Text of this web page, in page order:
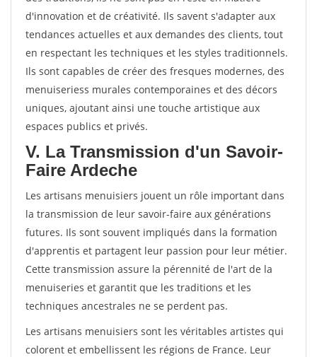
d'innovation et de créativité. Ils savent s'adapter aux
tendances actuelles et aux demandes des clients, tout
en respectant les techniques et les styles traditionnels.
Ils sont capables de créer des fresques modernes, des
menuiseriess murales contemporaines et des décors
uniques, ajoutant ainsi une touche artistique aux
espaces publics et privés.
V. La Transmission d'un Savoir-
Faire Ardeche
Les artisans menuisiers jouent un rôle important dans
la transmission de leur savoir-faire aux générations
futures. Ils sont souvent impliqués dans la formation
d'apprentis et partagent leur passion pour leur métier.
Cette transmission assure la pérennité de l'art de la
menuiseries et garantit que les traditions et les
techniques ancestrales ne se perdent pas.
Les artisans menuisiers sont les véritables artistes qui
colorent et embellissent les régions de France. Leur